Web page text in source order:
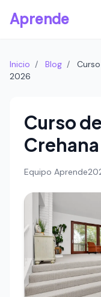
Aprende
Inicio / Blog /
2026
Curso
Equipo Aprende